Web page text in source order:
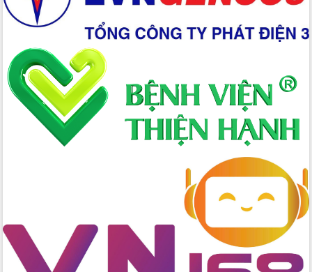
Chương trình “Gặp gỡ hữu nghị –
Friendship Meeting New Year 2026”
Bầu cử Quốc hội và HĐND: Cử tri Đắk
Lắk gửi gắm niềm tin, kỳ vọng vào lá
phiếu
Đắk Lắk sẵn sàng các điều kiện cho
Ngày hội bầu cử đại biểu Quốc hội
khóa XVI và HĐND các cấp nhiệm kỳ
2026-2031
Đảm bảo cuộc bầu cử đại biểu Quốc
Đắk Lắk
Sôi nổi Hội đua ngựa truyền thống Gò
Thì Thùng mừng Xuân Bính Ngọ 2026